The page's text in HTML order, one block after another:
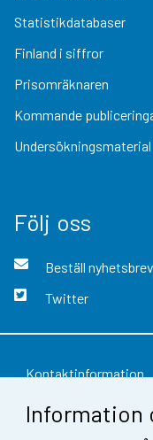
Information
Statistikdatabaser
Finland i siffror
Prisomräknaren
Kommande
Undersökningsmaterial
Följ oss
Beställ nyhetsbrev
Twitter
Kontaktinformation
Respons